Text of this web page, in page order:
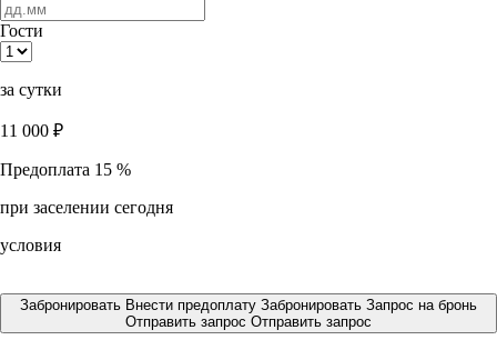
Гости
за сутки
11 000 ₽
Предоплата 15 %
при заселении сегодня
условия
Забронировать Внести предоплату Забронировать Запрос на бронь
Отправить запрос Отправить запрос